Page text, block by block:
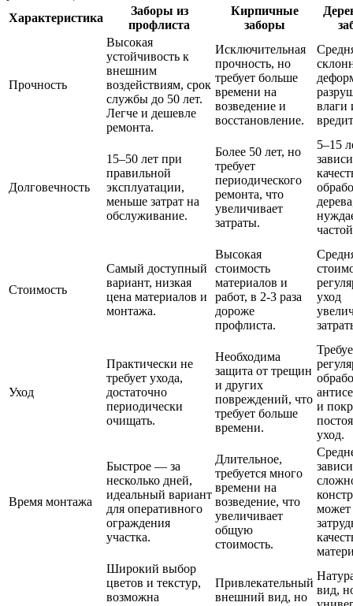
Характеристика
Заборы из
профлиста
Кирпичные
заборы
Прочность
Высокая
устойчивость к
внешним
воздействиям, срок
службы до 50 лет.
Легче и дешевле
ремонта.
Исключительная
прочность, но
требует больше
времени на
возведение и
восстановление.
влаги
Долговечность
15–50 лет при
правильной
эксплуатации,
меньше затрат на
обслуживание.
Более 50 лет, но
требует
периодического
ремонта, что
увеличивает
затраты.
5–15
Стоимость
Самый доступный
вариант, низкая
цена материалов и
монтажа.
Высокая
стоимость
материалов и
работ, в 2-3 раза
дороже
профлиста.
уход
Уход
Практически не
требует ухода,
достаточно
периодически
очищать.
Необходима
защита от трещин
и других
повреждений, что
требует больше
времени.
и
уход.
Время монтажа
Быстрое — за
несколько дней,
идеальный вариант
для оперативного
ограждения
участка.
Длительное,
требуется много
времени на
возведение, что
увеличивает
общую
стоимость.
может
Широкий выбор
цветов и текстур,
возможна
Привлекательный
внешний вид, но
вид,